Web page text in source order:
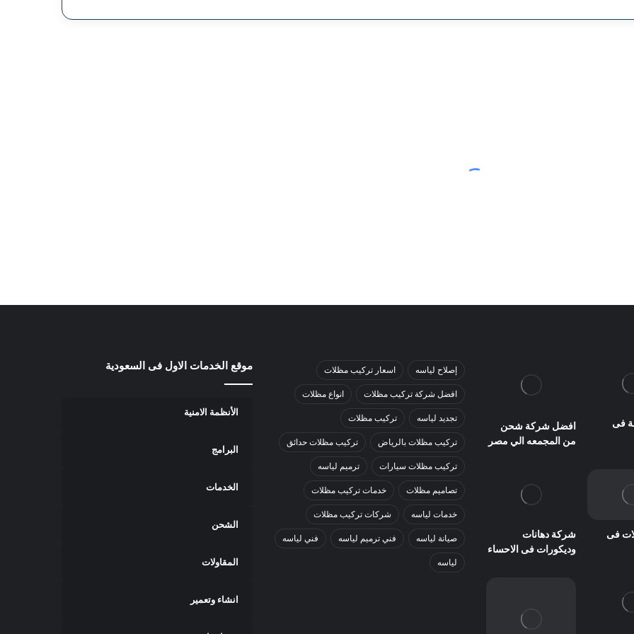
فى
افضل شركة شحن
من المجمعه الي مصر
فى
شركة دهانات
وديكورات فى الاحساء
إصلاح لياسه اسعار تركيب مظلات
افضل شركة تركيب مظلات انواع مظلات
تجديد لياسه تركيب مظلات
تركيب مظلات بالرياض تركيب مظلات حدائق
تركيب مظلات سيارات ترميم لياسه
تصاميم مظلات خدمات تركيب مظلات
خدمات لياسه شركات تركيب مظلات
صيانة لياسه فني ترميم لياسه فني لياسه
لياسه
موقع الخدمات الاول فى السعودية
الأنظمة الامنية
البرامج
الخدمات
الشحن
المقاولات
انشاء وتعمير